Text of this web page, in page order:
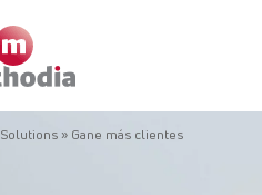
Solutions » Gane más clientes